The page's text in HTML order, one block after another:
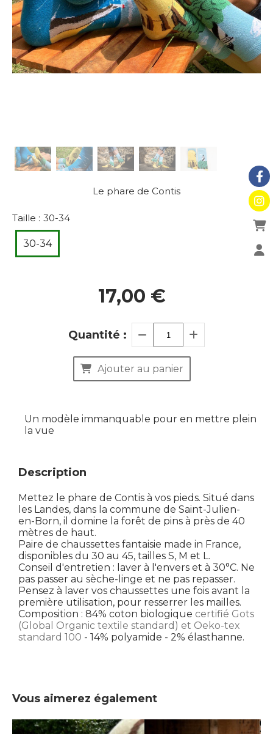
Le phare de Contis
Taille : 30-34
30-34
17,00 €
Quantité :
Ajouter au panier
Un modèle immanquable pour en mettre plein
la vue
Description
Mettez le phare de Contis à vos pieds. Situé dans
les Landes, dans la commune de Saint-Julien-
en-Born, il domine la forêt de pins à près de 40
mètres de haut.
Paire de chaussettes fantaisie made in France,
disponibles du 30 au 45, tailles S, M et L.
Conseil d'entretien : laver à l'envers et à 30°C. Ne
pas passer au sèche-linge et ne pas repasser.
Pensez à laver vos chaussettes une fois avant la
première utilisation, pour resserrer les mailles.
Composition : 84% coton biologique certifié Gots
(Global Organic textile standard) et Oeko-tex
standard 100 - 14% polyamide - 2% élasthanne.
Vous aimerez également